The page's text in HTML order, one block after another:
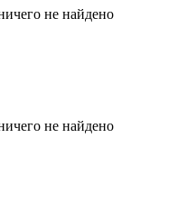
не найдено
не найдено